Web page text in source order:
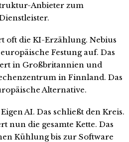
Anbieter zum
oft die KI-Erzählung. Nebius
Festung auf. Das
in Großbritannien und
in Finnland. Das
Alternative.
AI. Das schließt den Kreis.
nun die gesamte Kette. Das
Kühlung bis zur Software